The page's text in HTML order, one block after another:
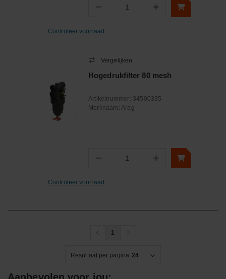
− Aantal +
Controleer voorraad
Vergelijken
Hogedrukfilter 80 mesh
Artikelnummer: 34500335
Merknaam: Arag
− Aantal +
Controleer voorraad
1
Resultaat per pagina 24